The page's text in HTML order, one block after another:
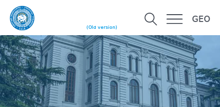
(Old version)
GEO